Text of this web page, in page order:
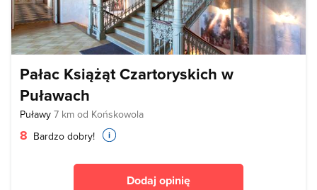
Pałac Książąt Czartoryskich w
Puławach
Puławy 7 km od Końskowola
8 Bardzo dobry!
Dodaj opinię